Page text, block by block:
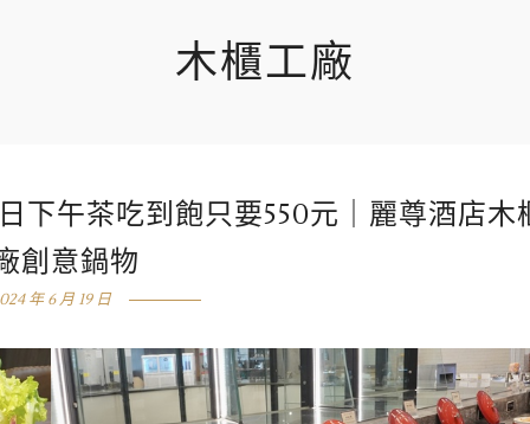
木櫃工廠
下午茶吃到飽只要550元｜麗尊酒店木
創意鍋物
年 6 月 19 日